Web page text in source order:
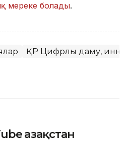
мереке болады.
ҚР Цифрлық даму,
Қазақстан